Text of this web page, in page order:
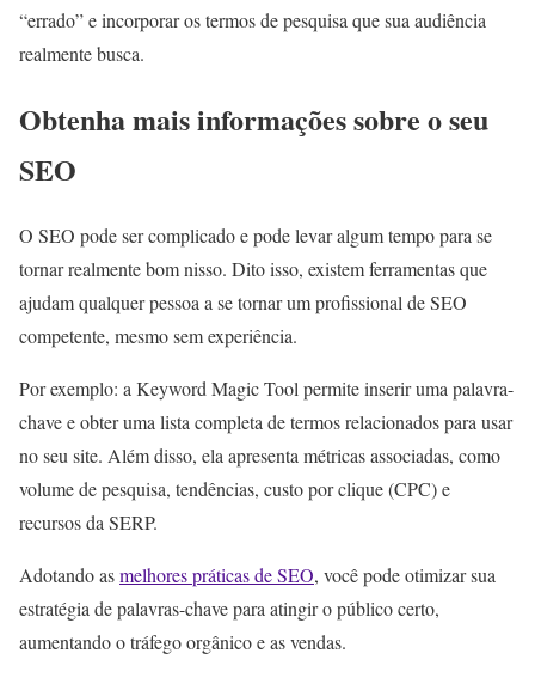
“errado” e incorporar os termos de pesquisa que sua audiência
realmente busca.
Obtenha mais informações sobre o seu
SEO
O SEO pode ser complicado e pode levar algum tempo para se
tornar realmente bom nisso. Dito isso, existem ferramentas que
ajudam qualquer pessoa a se tornar um profissional de SEO
competente, mesmo sem experiência.
Por exemplo: a Keyword Magic Tool permite inserir uma palavra-
chave e obter uma lista completa de termos relacionados para usar
no seu site. Além disso, ela apresenta métricas associadas, como
volume de pesquisa, tendências, custo por clique (CPC) e
recursos da SERP.
Adotando asmelhores práticas de SEO, você pode otimizar sua
estratégia de palavras-chave para atingir o público certo,
aumentando o tráfego orgânico e as vendas.